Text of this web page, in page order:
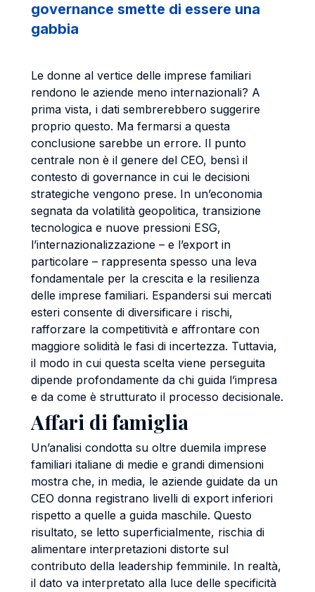
governance smette di essere una
gabbia
Le donne al vertice delle imprese familiari
rendono le aziende meno internazionali? A
prima vista, i dati sembrerebbero suggerire
proprio questo. Ma fermarsi a questa
conclusione sarebbe un errore. Il punto
centrale non è il genere del CEO, bensì il
contesto di governance in cui le decisioni
strategiche vengono prese. In un’economia
segnata da volatilità geopolitica, transizione
tecnologica e nuove pressioni ESG,
l’internazionalizzazione – e l’export in
particolare – rappresenta spesso una leva
fondamentale per la crescita e la resilienza
delle imprese familiari. Espandersi sui mercati
esteri consente di diversificare i rischi,
rafforzare la competitività e affrontare con
maggiore solidità le fasi di incertezza. Tuttavia,
il modo in cui questa scelta viene perseguita
dipende profondamente da chi guida l’impresa
e da come è strutturato il processo decisionale.
Affari di famiglia
Un’analisi condotta su oltre duemila imprese
familiari italiane di medie e grandi dimensioni
mostra che, in media, le aziende guidate da un
CEO donna registrano livelli di export inferiori
rispetto a quelle a guida maschile. Questo
risultato, se letto superficialmente, rischia di
alimentare interpretazioni distorte sul
contributo della leadership femminile. In realtà,
il dato va interpretato alla luce delle specificità